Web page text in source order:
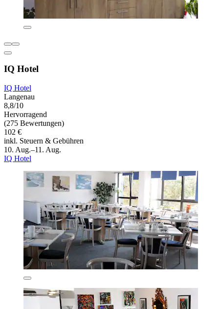
IQ Hotel
IQ Hotel
Langenau
8,8/10
Hervorragend
(275 Bewertungen)
102 €
inkl. Steuern & Gebühren
10. Aug.–11. Aug.
IQ Hotel